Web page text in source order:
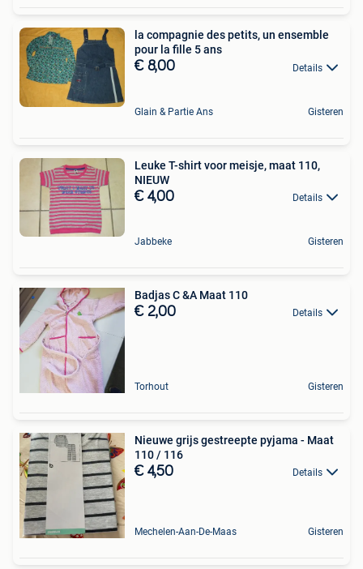
la compagnie des petits, un ensemble
pour la fille 5 ans
€ 8,00 Details
Glain & Partie Ans Gisteren
Leuke T-shirt voor meisje, maat 110,
NIEUW
€ 4,00 Details
Jabbeke Gisteren
Badjas C &A Maat 110
€ 2,00 Details
Torhout Gisteren
Nieuwe grijs gestreepte pyjama - Maat
110 / 116
€ 4,50 Details
Mechelen-Aan-De-Maas Gisteren